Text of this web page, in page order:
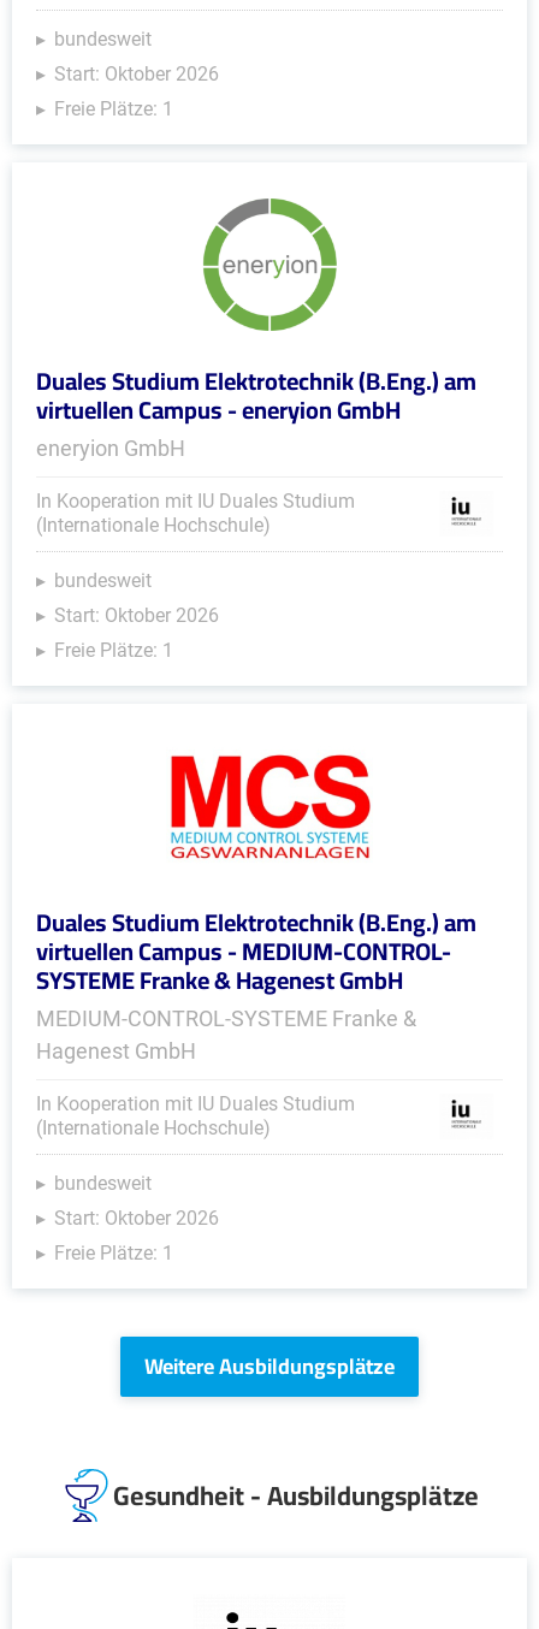
bundesweit
Start: Oktober 2026
Freie Plätze: 1
Duales Studium Elektrotechnik (B.Eng.) am
virtuellen Campus - eneryion GmbH
eneryion GmbH
In Kooperation mit IU Duales Studium
(Internationale Hochschule)
bundesweit
Start: Oktober 2026
Freie Plätze: 1
Duales Studium Elektrotechnik (B.Eng.) am
virtuellen Campus - MEDIUM-CONTROL-
SYSTEME Franke & Hagenest GmbH
MEDIUM-CONTROL-SYSTEME Franke &
Hagenest GmbH
In Kooperation mit IU Duales Studium
(Internationale Hochschule)
bundesweit
Start: Oktober 2026
Freie Plätze: 1
Weitere Ausbildungsplätze
Gesundheit - Ausbildungsplätze